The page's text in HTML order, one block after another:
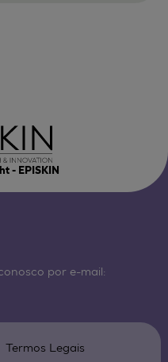
- EPISKIN
por e-mail:
Termos Legais